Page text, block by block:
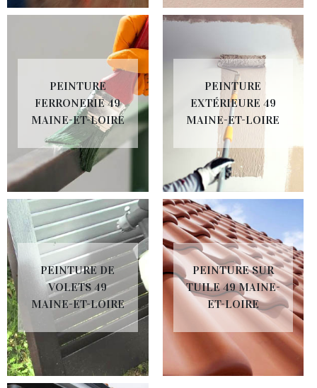
PEINTURE
FERRONERIE 49
MAINE-ET-LOIRE
PEINTURE
EXTÉRIEURE 49
MAINE-ET-LOIRE
PEINTURE DE
VOLETS 49
MAINE-ET-LOIRE
PEINTURE SUR
TUILE 49 MAINE-
ET-LOIRE